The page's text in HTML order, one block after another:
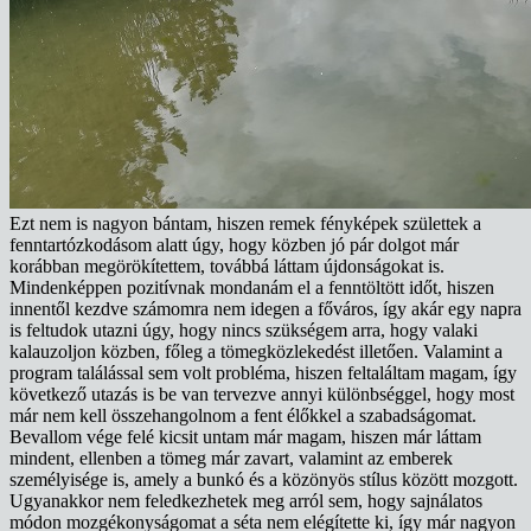
Ezt nem is nagyon bántam, hiszen remek fényképek születtek a
fenntartózkodásom alatt úgy, hogy közben jó pár dolgot már
korábban megörökítettem, továbbá láttam újdonságokat is.
Mindenképpen pozitívnak mondanám el a fenntöltött időt, hiszen
innentől kezdve számomra nem idegen a főváros, így akár egy napra
is feltudok utazni úgy, hogy nincs szükségem arra, hogy valaki
kalauzoljon közben, főleg a tömegközlekedést illetően. Valamint a
program találással sem volt probléma, hiszen feltaláltam magam, így
következő utazás is be van tervezve annyi különbséggel, hogy most
már nem kell összehangolnom a fent élőkkel a szabadságomat.
Bevallom vége felé kicsit untam már magam, hiszen már láttam
mindent, ellenben a tömeg már zavart, valamint az emberek
személyisége is, amely a bunkó és a közönyös stílus között mozgott.
Ugyanakkor nem feledkezhetek meg arról sem, hogy sajnálatos
módon mozgékonyságomat a séta nem elégítette ki, így már nagyon